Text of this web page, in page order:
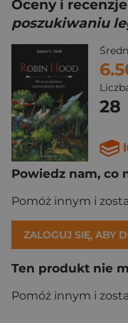
Oceny i
poszukiwaniu
28
Powiedz nam, co
Pomóż innym i
ZALOGUJ SIĘ, ABY
Ten produkt nie
Pomóż innym i